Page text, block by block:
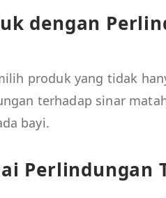
dengan
produk yang tidak
terhadap sinar
bayi.
Perlindungan